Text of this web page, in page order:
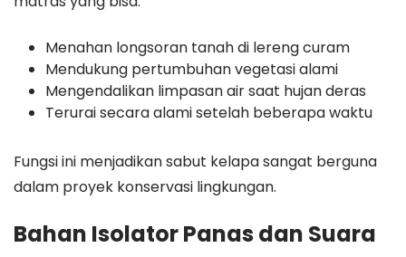
Menahan longsoran tanah di lereng curam
Mendukung pertumbuhan vegetasi alami
Mengendalikan limpasan air saat hujan deras
Terurai secara alami setelah beberapa waktu
Fungsi ini menjadikan sabut kelapa sangat berguna
dalam proyek konservasi lingkungan.
Bahan Isolator Panas dan Suara